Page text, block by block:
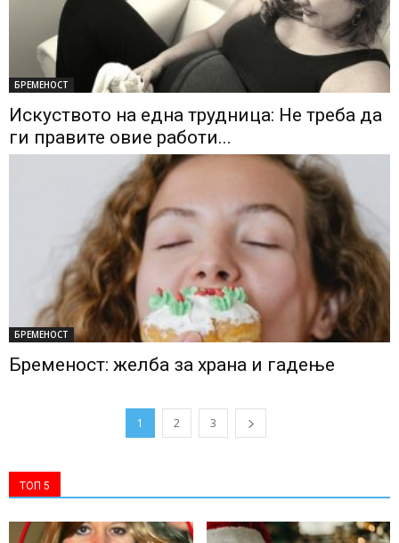
БРЕМЕНОСТ
Искуството на една трудница: Не треба да
ги правите овие работи...
БРЕМЕНОСТ
Бременост: желба за храна и гадење
1 2 3
ТОП 5